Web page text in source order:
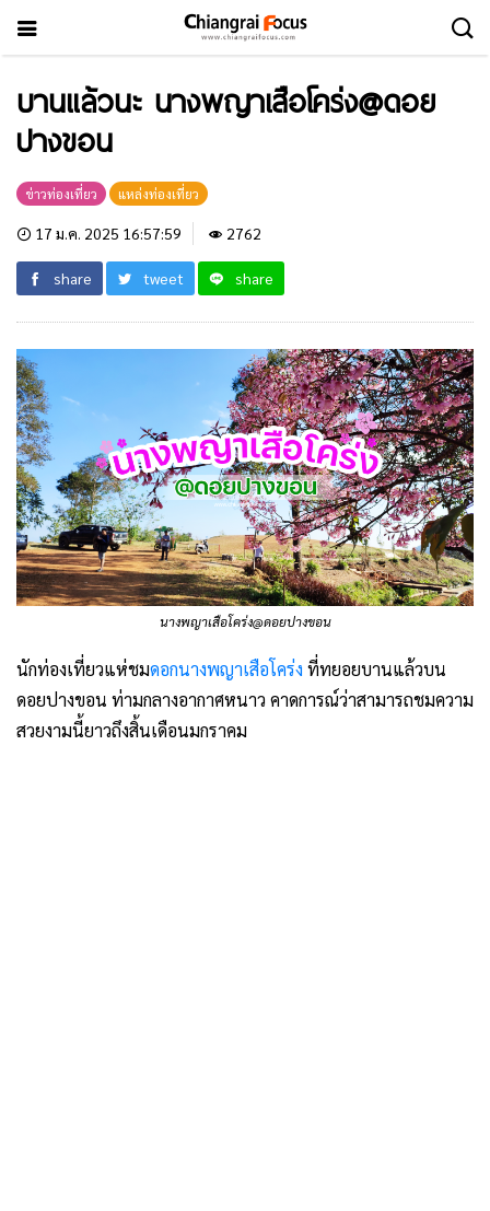
บานแล้วนะ นางพญาเสือโคร่ง@ดอย
ปางขอน
ข่าวท่องเที่ยว แหล่งท่องเที่ยว
17 ม.ค. 2025 16:57:59 2762
share tweet share
นางพญาเสือโคร่ง@ดอยปางขอน
นักท่องเที่ยวแห่ชมดอกนางพญาเสือโคร่ง ที่ทยอยบานแล้วบน
ดอยปางขอน ท่ามกลางอากาศหนาว คาดการณ์ว่าสามารถชมความ
สวยงามนี้ยาวถึงสิ้นเดือนมกราคม